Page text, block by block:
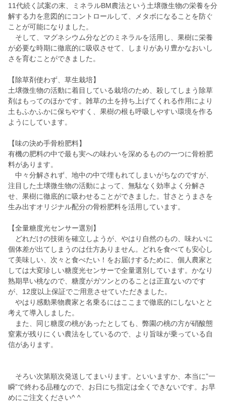
11代続く試案の末、ミネラルBM農法という土壌微生物の栄養を分
解する力を意図的にコントロールして、メタボになることを防ぐ
ことが可能になりました。
そして、マグネシウム分などのミネラルを活用し、果樹に栄養
が必要な時期に徹底的に吸収させて、しまりがあり豊かなおいし
さを育むことができました。
【除草剤使わず、草生栽培】
土壌微生物の活動に着目している栽培のため、殺してしまう除草
剤はもってのほかです。雑草の土を持ち上げてくれる作用により
土もふかふかに保ちやすく、果樹の根も呼吸しやすい環境を作る
ようにしています。
【味の決め手骨粉肥料】
有機の肥料の中で最も実への味わいを深めるものの一つに骨粉肥
料があります。
中々分解されず、地中の中で埋もれてしまいがちなのですが、
注目した土壌微生物の活動によって、無駄なく効率よく分解さ
せ、果樹に徹底的に吸わせることができました。甘さとうまさを
生み出すオリジナル配分の骨粉肥料を活用しています。
【全量糖度光センサー選別】
どれだけの技術を確立しようが、やはり自然のもの、味わいに
個体差が出てしまうのは仕方ありません。どれを食べても安心し
て美味しい、次々と食べたい！をお届けするために、個人農家と
しては大変珍しい糖度光センサーで全量選別しています。かなり
熟期早い桃なので、糖度がガツンとのることは正直ないのです
が、12度以上保証でご用意させていただきました。
やはり感動果物農家と名乗るにはここまで徹底的にしないとと
考えて導入しました。
また、同じ糖度の桃があったとしても、弊園の桃の方が硝酸態
窒素が残りにくい農法をしているので、より旨味が乗っている自
信があります。
そろい次第順次発送してまいります。といいますか、本当に”一
瞬”で終わる品種なので、お日にち指定は全くできないです。お早
めにご注文ください^ ^